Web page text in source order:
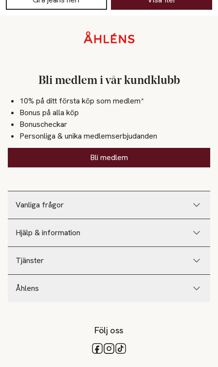
Vanliga frågor
Hjälp & information
Tjänster
Åhlens
Bli medlem i vår kundklubb
10% på ditt första köp som medlem*
Bonus på alla köp
Bonuscheckar
Personliga & unika medlemserbjudanden
Bli medlem
Följ oss